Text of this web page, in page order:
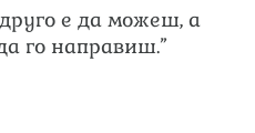
е да можеш, а
го направиш.”